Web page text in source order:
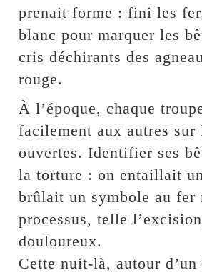
prenait forme : fini les
blanc pour marquer les
cris déchirants des
rouge.
À l’époque, chaque
facilement aux autres sur
ouvertes. Identifier ses
la torture : on entaillait
brûlait un symbole au fer
processus, telle
douloureux.
Cette nuit-là, autour